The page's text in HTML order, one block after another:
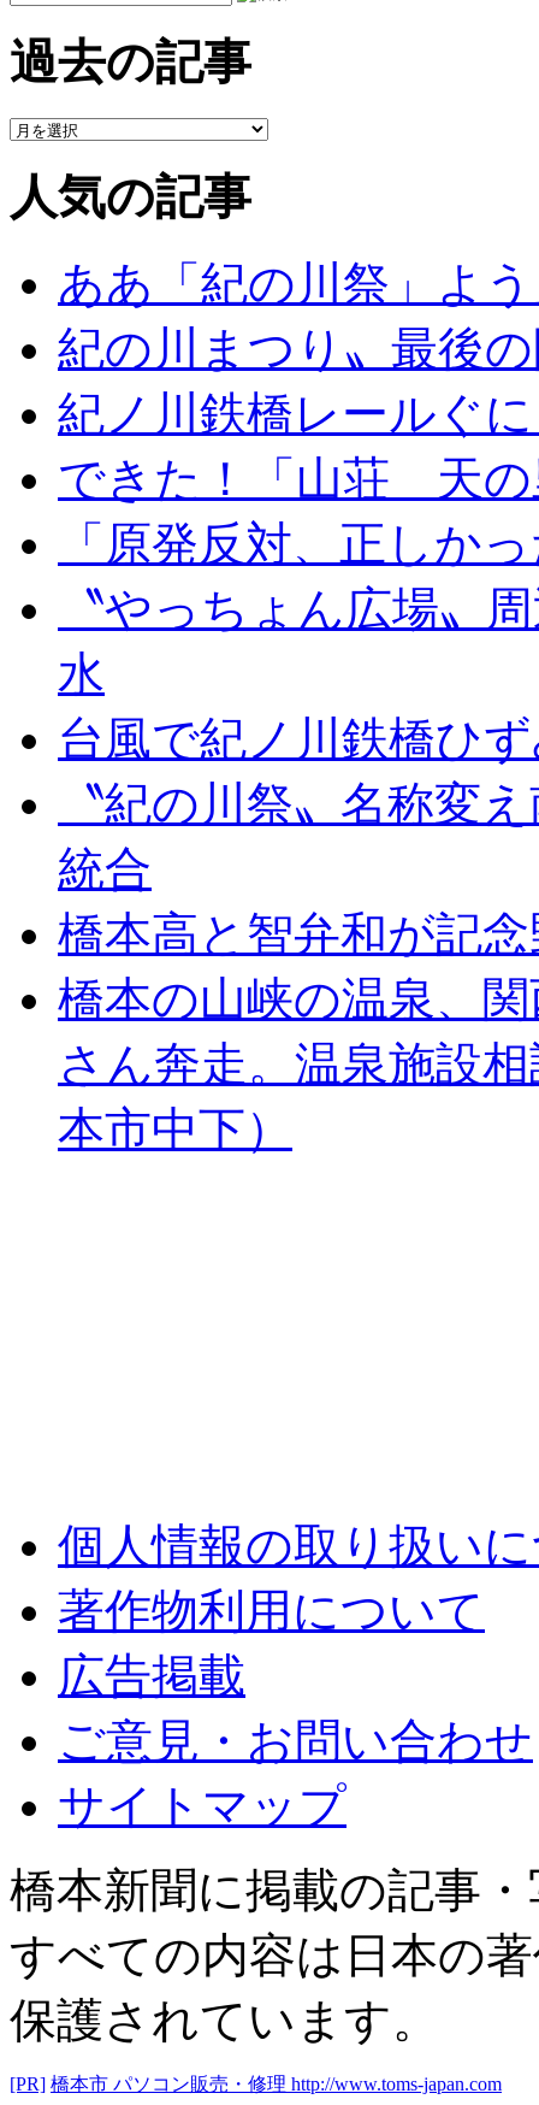
過去の記事
人気の記事
ああ「紀の川祭」よ
紀の川まつり〟最後
紀ノ川鉄橋レールぐ
できた！「山荘 天の
「原発反対、正しか
〝やっちょん広場〟
水
台風で紀ノ川鉄橋ひ
〝紀の川祭〟名称変
統合
橋本高と智弁和が記
橋本の山峡の温泉、
さん奔走。温泉施設
本市中下）
個人情報の取り扱い
著作物利用について
広告掲載
ご意見・お問い合わせ
サイトマップ
橋本新聞に掲載の記事
すべての内容は日本の
保護されています。
[PR] 橋本市 パソコン販売・修理 http://www.toms-japan.com